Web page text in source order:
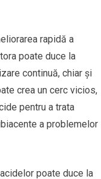
rapidă a
poate duce la
continuă, chiar și
crea un cerc vicios,
pentru a trata
a problemelor
poate duce la